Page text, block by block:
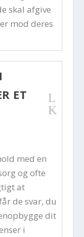
skal afgive
mod deres
ET
L
K
med en
og ofte
at
de svar, du
dit
i